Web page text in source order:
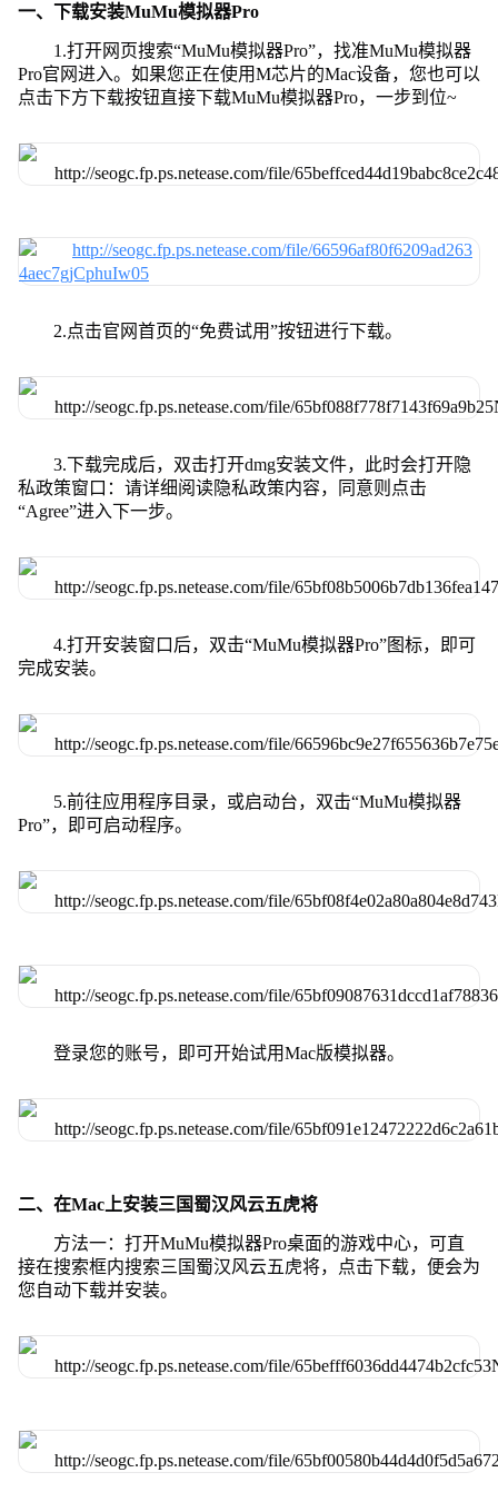
一、下载安装MuMu模拟器Pro
1.打开网页搜索“MuMu模拟器Pro”，找准MuMu模拟器
Pro官网进入。如果您正在使用M芯片的Mac设备，您也可以
点击下方下载按钮直接下载MuMu模拟器Pro，一步到位~
2.点击官网首页的“免费试用”按钮进行下载。
3.下载完成后，双击打开dmg安装文件，此时会打开隐
私政策窗口：请详细阅读隐私政策内容，同意则点击
“Agree”进入下一步。
4.打开安装窗口后，双击“MuMu模拟器Pro”图标，即可
完成安装。
5.前往应用程序目录，或启动台，双击“MuMu模拟器
Pro”，即可启动程序。
登录您的账号，即可开始试用Mac版模拟器。
二、在Mac上安装三国蜀汉风云五虎将
方法一：打开MuMu模拟器Pro桌面的游戏中心，可直
接在搜索框内搜索三国蜀汉风云五虎将，点击下载，便会为
您自动下载并安装。